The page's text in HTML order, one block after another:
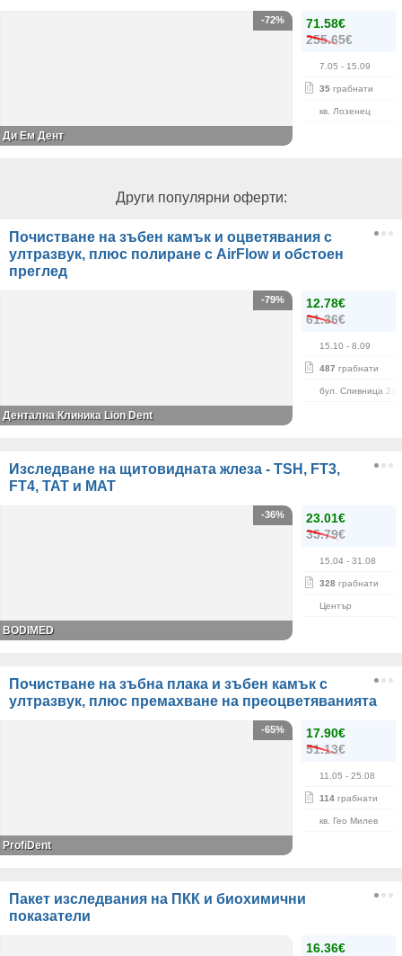
71.58€
255.65€
7.05 - 15.09
35 грабнати
кв. Лозенец
-72%
Ди Ем Дент
Други популярни оферти:
Почистване на зъбен камък и оцветявания с
ултразвук, плюс полиране с AirFlow и обстоен
преглед
12.78€
61.36€
15.10 - 8.09
487 грабнати
бул. Сливница 215
-79%
Дентална Клиника Lion Dent
Изследване на щитовидната жлеза - TSH, FT3,
FT4, ТАТ и МАТ
23.01€
35.79€
15.04 - 31.08
328 грабнати
Център
-36%
BODIMED
Почистване на зъбна плака и зъбен камък с
ултразвук, плюс премахване на преоцветяванията
17.90€
51.13€
11.05 - 25.08
114 грабнати
кв. Гео Милев
-65%
ProfiDent
Пакет изследвания на ПКК и биохимични
показатели
16.36€